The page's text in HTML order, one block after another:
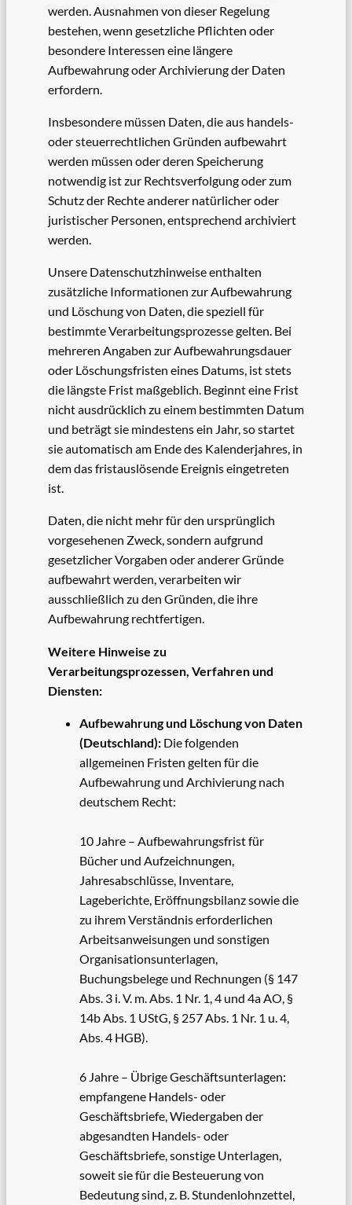
werden. Ausnahmen von dieser Regelung
bestehen, wenn gesetzliche Pflichten oder
besondere Interessen eine längere
Aufbewahrung oder Archivierung der Daten
erfordern.
Insbesondere müssen Daten, die aus handels-
oder steuerrechtlichen Gründen aufbewahrt
werden müssen oder deren Speicherung
notwendig ist zur Rechtsverfolgung oder zum
Schutz der Rechte anderer natürlicher oder
juristischer Personen, entsprechend archiviert
werden.
Unsere Datenschutzhinweise enthalten
zusätzliche Informationen zur Aufbewahrung
und Löschung von Daten, die speziell für
bestimmte Verarbeitungsprozesse gelten. Bei
mehreren Angaben zur Aufbewahrungsdauer
oder Löschungsfristen eines Datums, ist stets
die längste Frist maßgeblich. Beginnt eine Frist
nicht ausdrücklich zu einem bestimmten Datum
und beträgt sie mindestens ein Jahr, so startet
sie automatisch am Ende des Kalenderjahres, in
dem das fristauslösende Ereignis eingetreten
ist.
Daten, die nicht mehr für den ursprünglich
vorgesehenen Zweck, sondern aufgrund
gesetzlicher Vorgaben oder anderer Gründe
aufbewahrt werden, verarbeiten wir
ausschließlich zu den Gründen, die ihre
Aufbewahrung rechtfertigen.
Weitere Hinweise zu
Verarbeitungsprozessen, Verfahren und
Diensten:
Aufbewahrung und Löschung von Daten
(Deutschland): Die folgenden
allgemeinen Fristen gelten für die
Aufbewahrung und Archivierung nach
deutschem Recht:
10 Jahre – Aufbewahrungsfrist für
Bücher und Aufzeichnungen,
Jahresabschlüsse, Inventare,
Lageberichte, Eröffnungsbilanz sowie die
zu ihrem Verständnis erforderlichen
Arbeitsanweisungen und sonstigen
Organisationsunterlagen,
Buchungsbelege und Rechnungen (§ 147
Abs. 3 i. V. m. Abs. 1 Nr. 1, 4 und 4a AO, §
14b Abs. 1 UStG, § 257 Abs. 1 Nr. 1 u. 4,
Abs. 4 HGB).
6 Jahre – Übrige Geschäftsunterlagen:
empfangene Handels- oder
Geschäftsbriefe, Wiedergaben der
abgesandten Handels- oder
Geschäftsbriefe, sonstige Unterlagen,
soweit sie für die Besteuerung von
Bedeutung sind, z. B. Stundenlohnzettel,